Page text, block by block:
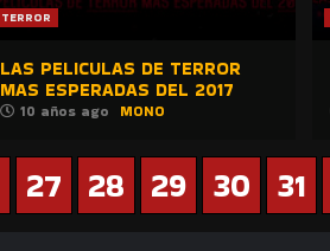
TERROR
LAS PELICULAS DE TERROR
MAS ESPERADAS DEL 2017
10 años ago MONO
27 28 29 30 31